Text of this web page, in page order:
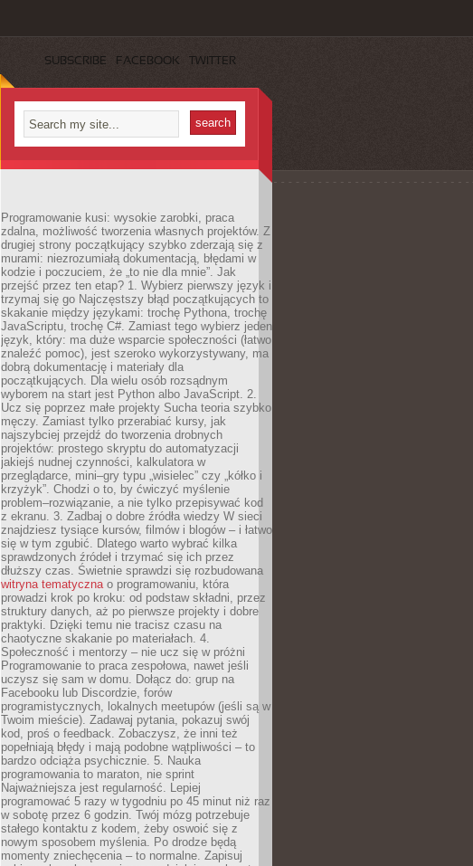
SUBSCRIBE FACEBOOK TWITTER
Programowanie kusi: wysokie zarobki, praca
zdalna, możliwość tworzenia własnych projektów. Z
drugiej strony początkujący szybko zderzają się z
murami: niezrozumiałą dokumentacją, błędami w
kodzie i poczuciem, że „to nie dla mnie”. Jak
przejść przez ten etap? 1. Wybierz pierwszy język i
trzymaj się go Najczęstszy błąd początkujących to
skakanie między językami: trochę Pythona, trochę
JavaScriptu, trochę C#. Zamiast tego wybierz jeden
język, który: ma duże wsparcie społeczności (łatwo
znaleźć pomoc), jest szeroko wykorzystywany, ma
dobrą dokumentację i materiały dla
początkujących. Dla wielu osób rozsądnym
wyborem na start jest Python albo JavaScript. 2.
Ucz się poprzez małe projekty Sucha teoria szybko
męczy. Zamiast tylko przerabiać kursy, jak
najszybciej przejdź do tworzenia drobnych
projektów: prostego skryptu do automatyzacji
jakiejś nudnej czynności, kalkulatora w
przeglądarce, mini–gry typu „wisielec” czy „kółko i
krzyżyk”. Chodzi o to, by ćwiczyć myślenie
problem–rozwiązanie, a nie tylko przepisywać kod
z ekranu. 3. Zadbaj o dobre źródła wiedzy W sieci
znajdziesz tysiące kursów, filmów i blogów – i łatwo
się w tym zgubić. Dlatego warto wybrać kilka
sprawdzonych źródeł i trzymać się ich przez
dłuższy czas. Świetnie sprawdzi się rozbudowana
witryna tematycznao programowaniu, która
prowadzi krok po kroku: od podstaw składni, przez
struktury danych, aż po pierwsze projekty i dobre
praktyki. Dzięki temu nie tracisz czasu na
chaotyczne skakanie po materiałach. 4.
Społeczność i mentorzy – nie ucz się w próżni
Programowanie to praca zespołowa, nawet jeśli
uczysz się sam w domu. Dołącz do: grup na
Facebooku lub Discordzie, forów
programistycznych, lokalnych meetupów (jeśli są w
Twoim mieście). Zadawaj pytania, pokazuj swój
kod, proś o feedback. Zobaczysz, że inni też
popełniają błędy i mają podobne wątpliwości – to
bardzo odciąża psychicznie. 5. Nauka
programowania to maraton, nie sprint
Najważniejsza jest regularność. Lepiej
programować 5 razy w tygodniu po 45 minut niż raz
w sobotę przez 6 godzin. Twój mózg potrzebuje
stałego kontaktu z kodem, żeby oswoić się z
nowym sposobem myślenia. Po drodze będą
momenty zniechęcenia – to normalne. Zapisuj